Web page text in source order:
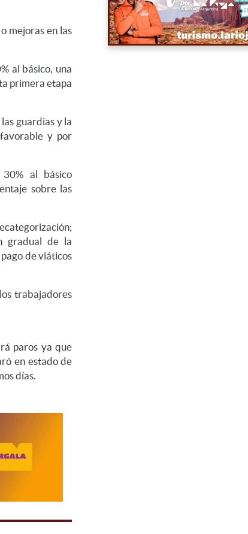
mejoras en las
al básico, una
primera etapa
guardias y la
y por
al básico
sobre las
gradual de la
de viáticos
trabajadores
paros ya que
en estado de
días.